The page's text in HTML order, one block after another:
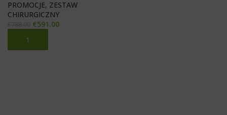
PROMOCJE, ZESTAW
CHIRURGICZNY
€591.00